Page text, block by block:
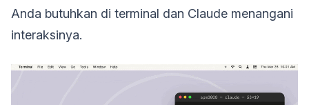
Anda butuhkan di terminal dan Claude menangani
interaksinya.